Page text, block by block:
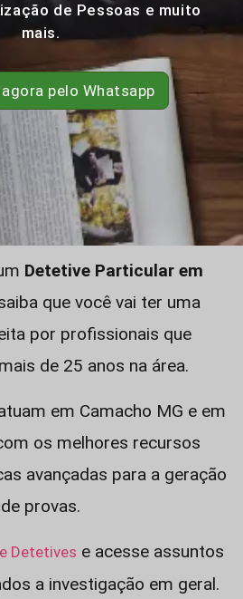
de Pessoas e muito
mais.
pelo Whatsapp
Detetive Particular em
que você vai ter uma
por profissionais que
de 25 anos na área.
em Camacho MG e em
os melhores recursos
avançadas para a geração
de provas.
Detetives e acesse assuntos
a investigação em geral.